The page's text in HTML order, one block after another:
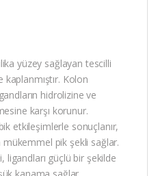
yüzey sağlayan tescilli
kaplanmıştır. Kolon
hidrolizine ve
karşı korunur.
etkileşimlerle sonuçlanır,
pik şekli sağlar.
güçlü bir şekilde